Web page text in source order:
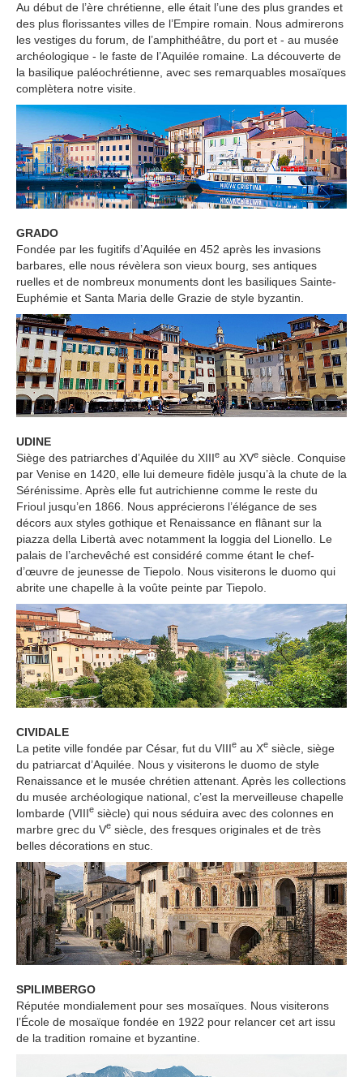
Au début de l’ère chrétienne, elle était l’une des plus grandes et
des plus florissantes villes de l’Empire romain. Nous admirerons
les vestiges du forum, de l’amphithéâtre, du port et - au musée
archéologique - le faste de l’Aquilée romaine. La découverte de
la basilique paléochrétienne, avec ses remarquables mosaïques
complètera notre visite.
GRADO
Fondée par les fugitifs d’Aquilée en 452 après les invasions
barbares, elle nous révèlera son vieux bourg, ses antiques
ruelles et de nombreux monuments dont les basiliques Sainte-
Euphémie et Santa Maria delle Grazie de style byzantin.
UDINE
Siège des patriarches d’Aquilée du XIIIe au XVe siècle. Conquise
par Venise en 1420, elle lui demeure fidèle jusqu’à la chute de la
Sérénissime. Après elle fut autrichienne comme le reste du
Frioul jusqu’en 1866. Nous apprécierons l’élégance de ses
décors aux styles gothique et Renaissance en flânant sur la
piazza della Libertà avec notamment la loggia del Lionello. Le
palais de l’archevêché est considéré comme étant le chef-
d’œuvre de jeunesse de Tiepolo. Nous visiterons le duomo qui
abrite une chapelle à la voûte peinte par Tiepolo.
CIVIDALE
La petite ville fondée par César, fut du VIIIe au Xe siècle, siège
du patriarcat d’Aquilée. Nous y visiterons le duomo de style
Renaissance et le musée chrétien attenant. Après les collections
du musée archéologique national, c’est la merveilleuse chapelle
lombarde (VIIIe siècle) qui nous séduira avec des colonnes en
marbre grec du Ve siècle, des fresques originales et de très
belles décorations en stuc.
SPILIMBERGO
Réputée mondialement pour ses mosaïques. Nous visiterons
l’École de mosaïque fondée en 1922 pour relancer cet art issu
de la tradition romaine et byzantine.